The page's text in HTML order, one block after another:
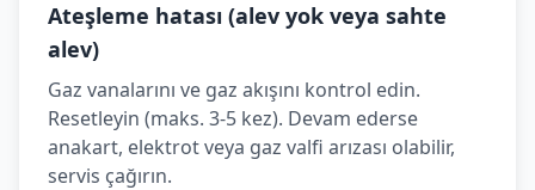
Ateşleme hatası (alev yok veya sahte
alev)
Gaz vanalarını ve gaz akışını kontrol edin.
Resetleyin (maks. 3-5 kez). Devam ederse
anakart, elektrot veya gaz valfi arızası olabilir,
servis çağırın.